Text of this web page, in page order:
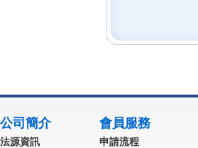
公司簡介
法源資訊
會員服務
申請流程